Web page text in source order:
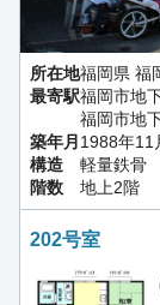
所在地福岡県 福
最寄駅福岡市地
福岡市地
築年月 1988年11
構造
軽量鉄骨
階数
地上2階
202号室